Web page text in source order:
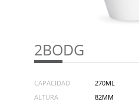
2BODG
CAPACIDAD
270ML
ALTURA
82MM